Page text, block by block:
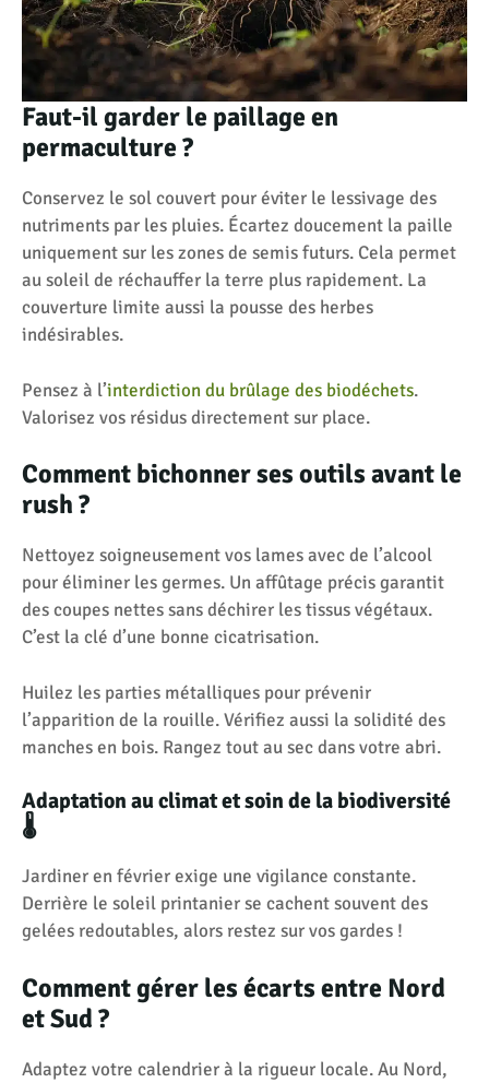
Faut-il garder le paillage en
permaculture ?
Conservez le sol couvert pour éviter le lessivage des
nutriments par les pluies. Écartez doucement la paille
uniquement sur les zones de semis futurs. Cela permet
au soleil de réchauffer la terre plus rapidement. La
couverture limite aussi la pousse des herbes
indésirables.
Pensez à l’interdiction du brûlage des biodéchets.
Valorisez vos résidus directement sur place.
Comment bichonner ses outils avant le
rush ?
Nettoyez soigneusement vos lames avec de l’alcool
pour éliminer les germes. Un affûtage précis garantit
des coupes nettes sans déchirer les tissus végétaux.
C’est la clé d’une bonne cicatrisation.
Huilez les parties métalliques pour prévenir
l’apparition de la rouille. Vérifiez aussi la solidité des
manches en bois. Rangez tout au sec dans votre abri.
Adaptation au climat et soin de la biodiversité
🌡️
Jardiner en février exige une vigilance constante.
Derrière le soleil printanier se cachent souvent des
gelées redoutables, alors restez sur vos gardes !
Comment gérer les écarts entre Nord
et Sud ?
Adaptez votre calendrier à la rigueur locale. Au Nord,